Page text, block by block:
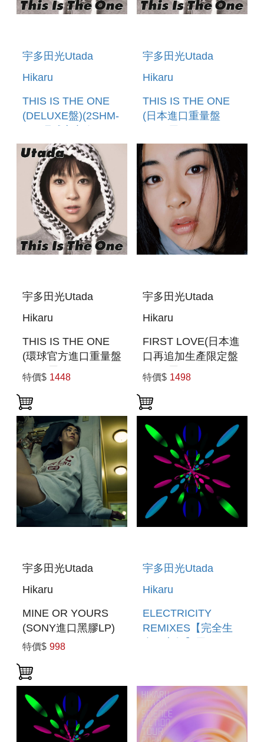
宇多田光Utada
Hikaru
THIS IS THE ONE
(DELUXE盤)(2SHM-
(預購至6/12 12:00
止)
宇多田光Utada
Hikaru
THIS IS THE ONE
(日本進口重量盤
至5/24 12:00止)
宇多田光Utada
Hikaru
THIS IS THE ONE
(環球官方進口重量盤
180G黑膠LP) (預購
至6/12 12:00止)
特價$ 1448
宇多田光Utada
Hikaru
FIRST LOVE(日本進
口再追加生產限定盤
180G黑膠2LP)
特價$ 1498
宇多田光Utada
Hikaru
MINE OR YOURS
(SONY進口黑膠LP)
特價$ 998
宇多田光Utada
Hikaru
ELECTRICITY
REMIXES【完全生
EDITION VINYL]